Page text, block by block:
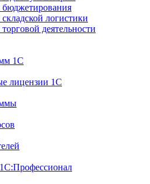
бюджетирования
логистики
деятельности
1С
лицензии 1С